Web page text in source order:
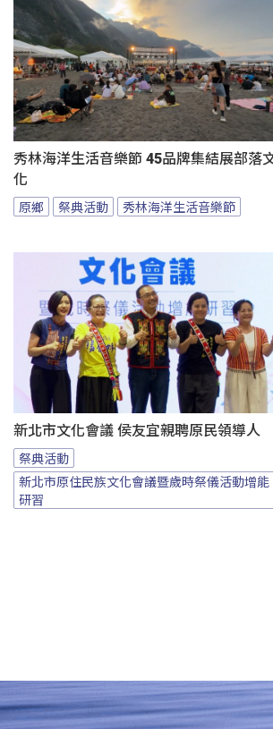
秀林海洋生活音樂節 45品牌集結展部落
化
原鄉 祭典活動 秀林海洋生活音樂節
新北市文化會議 侯友宜親聘原民領導人
祭典活動
新北市原住民族文化會議暨歲時祭儀活動增能
研習